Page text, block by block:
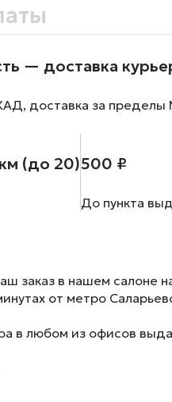
— доставка
доставка за
(до 20)500 ₽
До пункта
заказ в нашем салоне
от метро
в любом из офисов